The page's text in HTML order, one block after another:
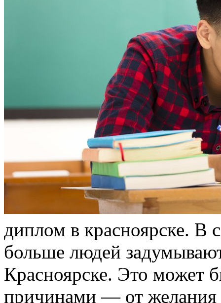
диплом в красноярске. В
больше людей
Красноярске. Это может
причинами — от желания